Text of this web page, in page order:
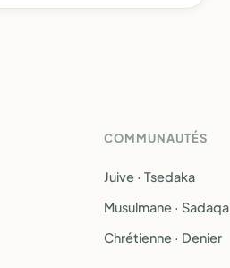
COMMUNAUTÉS
Juive · Tsedaka
Musulmane · Sadaqa
Chrétienne · Denier